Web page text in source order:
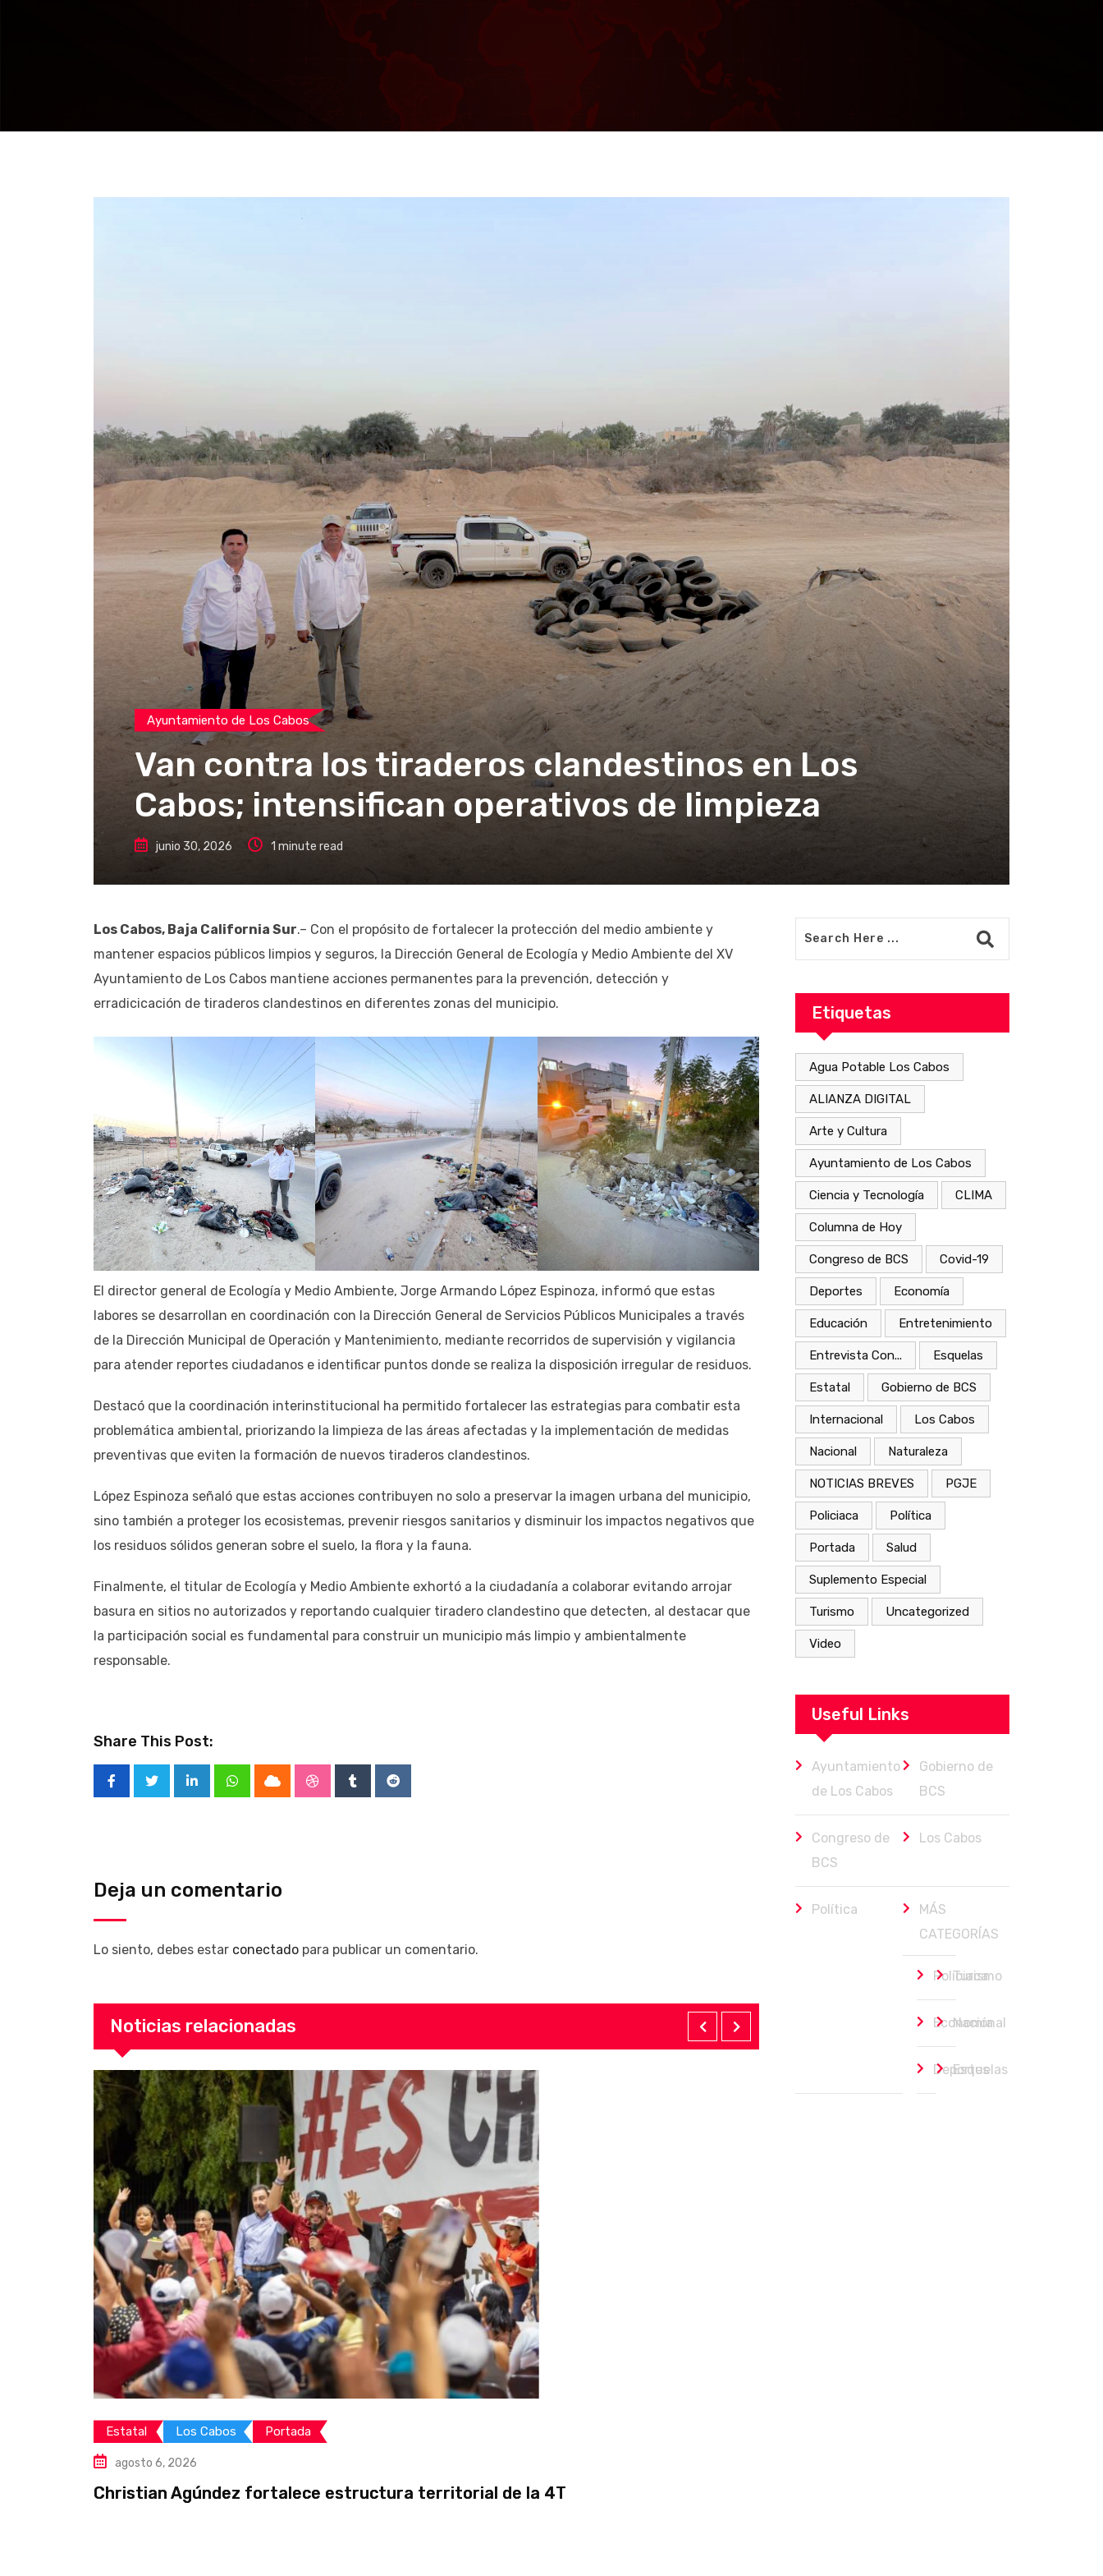
Ayuntamiento de Los Cabos
Van contra los tiraderos clandestinos en Los
Cabos; intensifican operativos de limpieza
junio 30, 2026 1 minute read
Los Cabos, Baja California Sur.– Con el propósito de fortalecer la protección del medio ambiente y
mantener espacios públicos limpios y seguros, la Dirección General de Ecología y Medio Ambiente del XV
Ayuntamiento de Los Cabos mantiene acciones permanentes para la prevención, detección y
erradicicación de tiraderos clandestinos en diferentes zonas del municipio.
El director general de Ecología y Medio Ambiente, Jorge Armando López Espinoza, informó que estas
labores se desarrollan en coordinación con la Dirección General de Servicios Públicos Municipales a través
de la Dirección Municipal de Operación y Mantenimiento, mediante recorridos de supervisión y vigilancia
para atender reportes ciudadanos e identificar puntos donde se realiza la disposición irregular de residuos.
Destacó que la coordinación interinstitucional ha permitido fortalecer las estrategias para combatir esta
problemática ambiental, priorizando la limpieza de las áreas afectadas y la implementación de medidas
preventivas que eviten la formación de nuevos tiraderos clandestinos.
López Espinoza señaló que estas acciones contribuyen no solo a preservar la imagen urbana del municipio,
sino también a proteger los ecosistemas, prevenir riesgos sanitarios y disminuir los impactos negativos que
los residuos sólidos generan sobre el suelo, la flora y la fauna.
Finalmente, el titular de Ecología y Medio Ambiente exhortó a la ciudadanía a colaborar evitando arrojar
basura en sitios no autorizados y reportando cualquier tiradero clandestino que detecten, al destacar que
la participación social es fundamental para construir un municipio más limpio y ambientalmente
responsable.
Share This Post:
LinkedInWhatsappCloud StumbleUpon
TumblrReddit
Deja un comentario
Lo siento, debes estar conectado para publicar un comentario.
Noticias relacionadas
Estatal Los Cabos Portada
agosto 6, 2026
Christian Agúndez fortalece estructura territorial de la 4T
Etiquetas
Agua Potable Los Cabos
ALIANZA DIGITAL
Arte y Cultura
Ayuntamiento de Los Cabos
Ciencia y Tecnología CLIMA
Columna de Hoy
Congreso de BCS Covid-19
Deportes Economía
Educación Entretenimiento
Entrevista Con... Esquelas
Estatal Gobierno de BCS
Internacional Los Cabos
Nacional Naturaleza
NOTICIAS BREVES PGJE
Policiaca Política
Portada Salud
Suplemento Especial
Turismo Uncategorized
Video
Useful Links
Ayuntamiento
de Los Cabos
Gobierno de
BCS
Congreso de
BCS
Los Cabos
Política
MÁS
CATEGORÍAS
Policiaca
Turismo
Economía
Nacional
Deportes
Esquelas